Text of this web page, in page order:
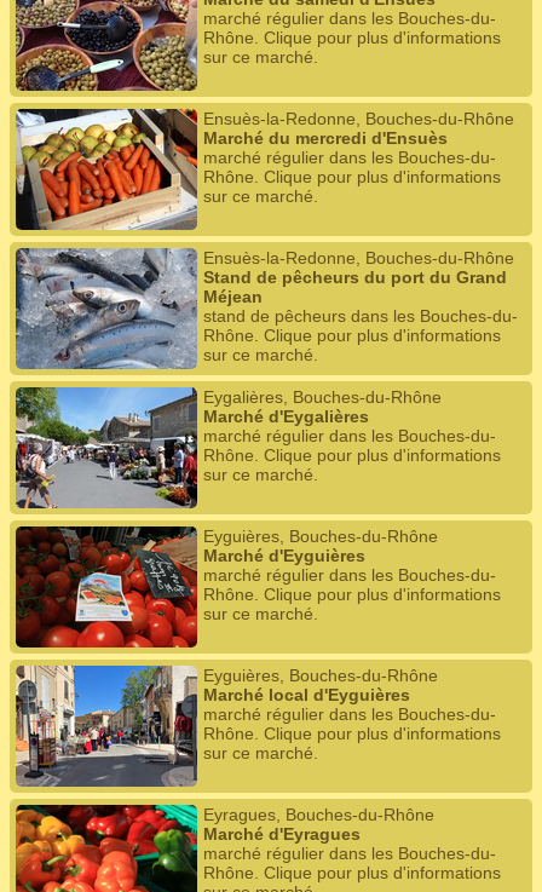
marché régulier dans les Bouches-du-
Rhône. Clique pour plus d'informations
sur ce marché.
Ensuès-la-Redonne, Bouches-du-Rhône
Marché du mercredi d'Ensuès
marché régulier dans les Bouches-du-
Rhône. Clique pour plus d'informations
sur ce marché.
Ensuès-la-Redonne, Bouches-du-Rhône
Stand de pêcheurs du port du Grand
Méjean
stand de pêcheurs dans les Bouches-du-
Rhône. Clique pour plus d'informations
sur ce marché.
Eygalières, Bouches-du-Rhône
Marché d'Eygalières
marché régulier dans les Bouches-du-
Rhône. Clique pour plus d'informations
sur ce marché.
Eyguières, Bouches-du-Rhône
Marché d'Eyguières
marché régulier dans les Bouches-du-
Rhône. Clique pour plus d'informations
sur ce marché.
Eyguières, Bouches-du-Rhône
Marché local d'Eyguières
marché régulier dans les Bouches-du-
Rhône. Clique pour plus d'informations
sur ce marché.
Eyragues, Bouches-du-Rhône
Marché d'Eyragues
marché régulier dans les Bouches-du-
Rhône. Clique pour plus d'informations